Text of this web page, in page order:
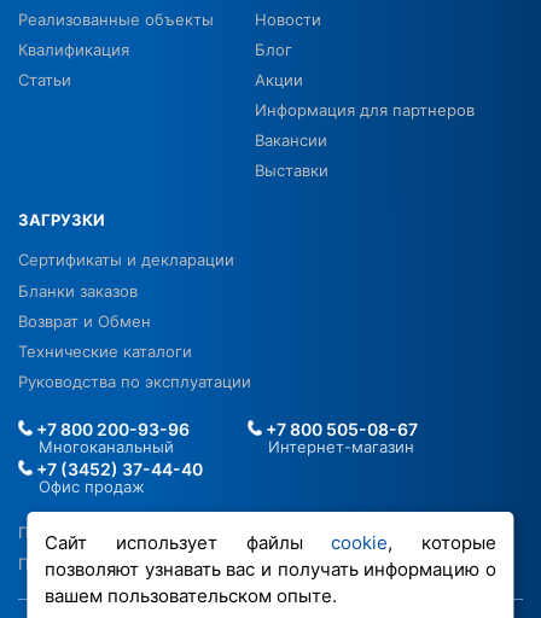
Сайт использует файлыcookie, которые
позволяют узнавать вас и получать информацию о
вашем пользовательском опыте.
Реализованные объекты
Квалификация
Статьи
Новости
Блог
Акции
Информация для партнеров
Вакансии
Выставки
ЗАГРУЗКИ
Сертификаты и декларации
Бланки заказов
Возврат и Обмен
Технические каталоги
Руководства по эксплуатации
Политика в отношении ПДН
Политика обработки файлов cookie
+7 800 200-93-96
Многоканальный
+7 800 505-08-67
Интернет-магазин
+7 (3452) 37-44-40
Офис продаж